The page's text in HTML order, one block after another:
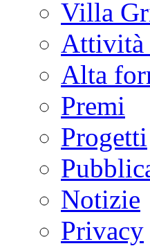
Villa
Attività
Alta
Premi
Progetti
Notizie
Privacy